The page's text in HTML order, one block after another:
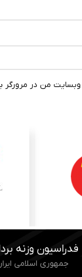
وبسایت من در مرورگر
فدراسیون وزنه
جمهوری اسلامی